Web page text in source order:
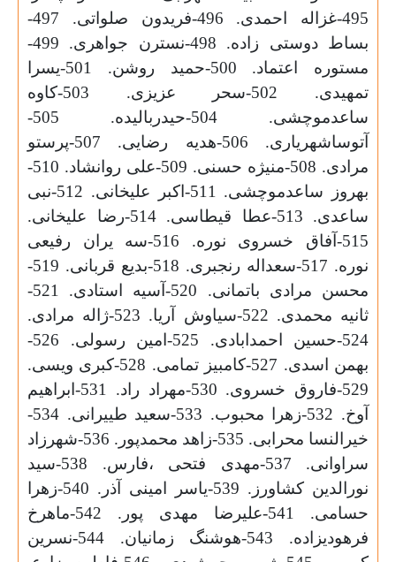
495-غزاله احمدی. 496-فریدون صلواتی. 497-
بساط دوستی زاده. 498-نسترن جواهری. 499-
مستوره اعتماد. 500-حمید روشن. 501-یسرا
تمهیدی. 502-سحر عزیزی. 503-کاوه
ساعدموچشی. 504-حیدربالیده. 505-
آتوساشهریاری. 506-هدیه رضایی. 507-پرستو
مرادی. 508-منیژه حسنی. 509-علی روانشاد. 510-
بهروز ساعدموچشی. 511-اکبر علیخانی. 512-نبی
ساعدی. 513-عطا قیطاسی. 514-رضا علیخانی.
515-آفاق خسروی نوره. 516-سه یران رفیعی
نوره. 517-سعداله رنجبری. 518-بدیع قربانی. 519-
محسن مرادی باتمانی. 520-آسیه استادی. 521-
ثانیه محمدی. 522-سياوش آريا. 523-ژاله مرادی.
524-حسین احمدابادی. 525-امین رسولی. 526-
بهمن اسدی. 527-کامبیز تمامی. 528-کبری ویسی.
529-فاروق خسروی. 530-مهراد راد. 531-ابراهیم
آوخ. 532-زهرا محبوب. 533-سعید طییرانی. 534-
خیرالنسا محرابی. 535-زاهد محمدپور. 536-شهرزاد
سراوانی. 537-مهدی فتحی ،فارس. 538-سید
نورالدین کشاورز. 539-یاسر امینی آذر. 540-زهرا
حسامی. 541-علیرضا مهدی پور. 542-ماهرخ
فرهودیزاده. 543-هوشنگ زمانیان. 544-نسرین